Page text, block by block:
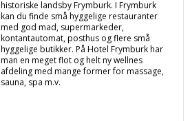
historiske landsby Frymburk. I Frymburk
kan du finde små hyggelige restauranter
med god mad, supermarkeder,
kontantautomat, posthus og flere små
hyggelige butikker. På Hotel Frymburk har
man en meget flot og helt ny wellnes
afdeling med mange former for massage,
sauna, spa m.v.